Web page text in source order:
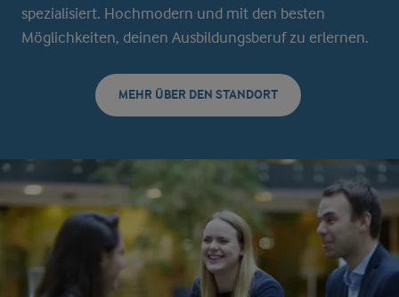
spezialisiert. Hochmodern und mit den besten
Möglichkeiten, deinen Ausbildungsberuf zu erlernen.
MEHR ÜBER DEN STANDORT